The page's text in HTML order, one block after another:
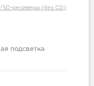
SD-ресиверы (без CD)
подсветка